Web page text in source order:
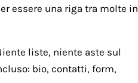
essere una riga tra molte in
liste, niente aste sul
bio, contatti, form,